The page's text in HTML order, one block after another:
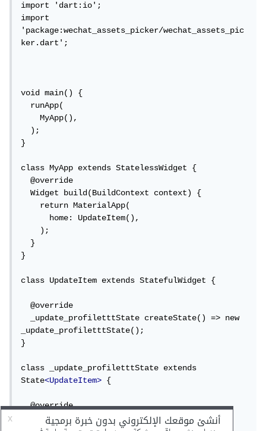
import 'dart:io';
import
'package:wechat_assets_picker/wechat_assets_pic
ker.dart';
void main() {
  runApp(
    MyApp(),
  );
}
class MyApp extends StatelessWidget {
  @override
  Widget build(BuildContext context) {
    return MaterialApp(
      home: UpdateItem(),
    );
  }
}
class UpdateItem extends StatefulWidget {
  @override
_update_profiletttState();
}
class _update_profiletttState extends
State<UpdateItem> {
  @override